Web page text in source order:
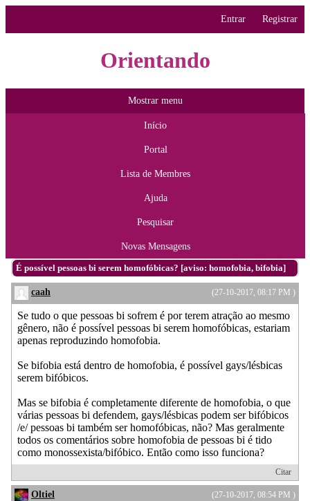
Entrar Registrar
Orientando
Mostrar menu
Início
Portal
Lista de Membres
Ajuda
Pesquisar
Novas Mensagens
É possível pessoas bi serem homofóbicas? [aviso: homofobia, bifobia]
(27-10-2017, 08:17 PM )
caah
Se tudo o que pessoas bi sofrem é por terem atração ao mesmo
gênero, não é possível pessoas bi serem homofóbicas, estariam
apenas reproduzindo homofobia.
Se bifobia está dentro de homofobia, é possível gays/lésbicas
serem bifóbicos.
Mas se bifobia é completamente diferente de homofobia, o que
várias pessoas bi defendem, gays/lésbicas podem ser bifóbicos
/e/ pessoas bi também ser homofóbicas, não? Mas geralmente
todos os comentários sobre homofobia de pessoas bi é tido
como monossexista/bifóbico. Então como isso funciona?
Citar
(27-10-2017, 08:54 PM )
Oltiel